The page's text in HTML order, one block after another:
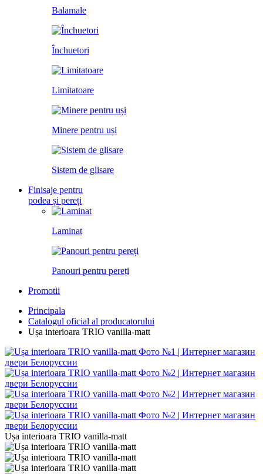
Balamale
Închuetori
Limitatoare
Minere pentru uși
Sistem de glisare
Finisaje pentru
podea și pereți
Laminat
Panouri pentru pereți
Promotii
Principala
Catalogul oficial al producatorului
Ușa interioara TRIO vanilla-matt
Ușa interioara TRIO vanilla-matt